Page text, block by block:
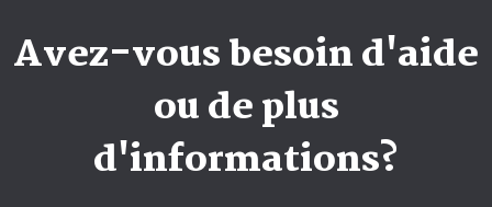
Avez-vous besoin d'aide
ou de plus
d'informations?